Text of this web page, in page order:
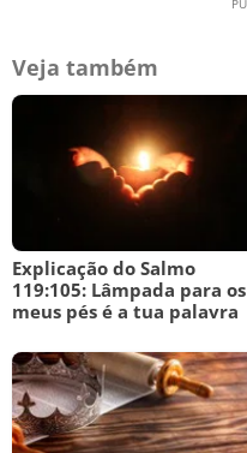
Veja também
Explicação do Salmo
119:105: Lâmpada para os
meus pés é a tua palavra